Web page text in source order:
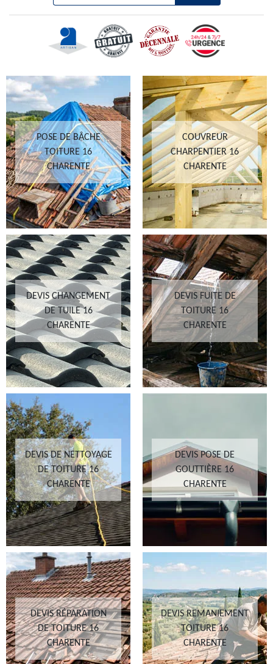
POSE DE BÂCHE
TOITURE 16
CHARENTE
COUVREUR
CHARPENTIER 16
CHARENTE
DEVIS CHANGEMENT
DE TUILE 16
CHARENTE
DEVIS FUITE DE
TOITURE 16
CHARENTE
DEVIS DE NETTOYAGE
DE TOITURE 16
CHARENTE
DEVIS POSE DE
GOUTTIÈRE 16
CHARENTE
DEVIS RÉPARATION
DE TOITURE 16
CHARENTE
DEVIS REMANIEMENT
TOITURE 16
CHARENTE